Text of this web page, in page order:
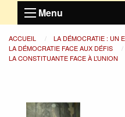
Menu
ACCUEIL
LA DÉMOCRATIE : UN
LA DÉMOCRATIE FACE AUX DÉFIS
LA CONSTITUANTE FACE À L’UNION